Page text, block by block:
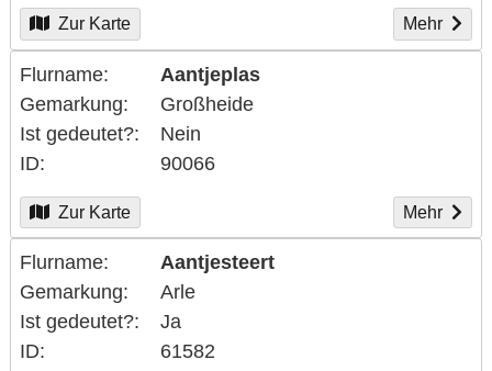
Zur Karte Mehr
Flurname
Aantjeplas
Gemarkung
Großheide
Ist gedeutet?
Nein
ID
90066
Zur Karte Mehr
Flurname
Aantjesteert
Gemarkung
Arle
Ist gedeutet?
Ja
ID
61582